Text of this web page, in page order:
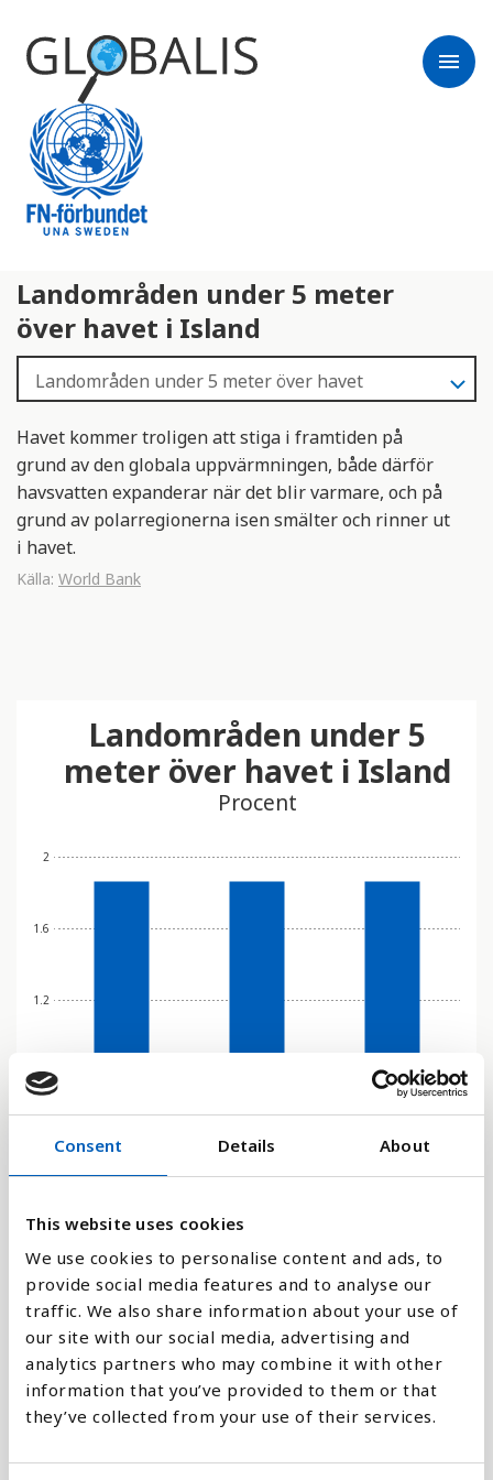
Consent Details About
This website uses cookies
We use cookies to personalise content and ads, to
provide social media features and to analyse our
traffic. We also share information about your use of
our site with our social media, advertising and
analytics partners who may combine it with other
information that you’ve provided to them or that
they’ve collected from your use of their services.
menu
Landområden under 5 meter
över havet i Island
Havet kommer troligen att stiga i framtiden på
grund av den globala uppvärmningen, både därför
havsvatten expanderar när det blir varmare, och på
grund av polarregionerna isen smälter och rinner ut
i havet.
Källa: World Bank
0
0.8
1.2
1.6
2
1990
Landområden under 5
meter över havet i Island
Procent
Stapeldiagram
Linje
Platt